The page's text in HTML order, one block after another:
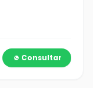
Consultar